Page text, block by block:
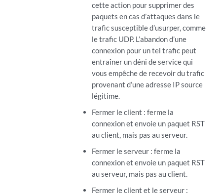
cette action pour supprimer des
paquets en cas d’attaques dans le
trafic susceptible d’usurper, comme
le trafic UDP. L’abandon d’une
connexion pour un tel trafic peut
entraîner un déni de service qui
vous empêche de recevoir du trafic
provenant d’une adresse IP source
légitime.
Fermer le client : ferme la
connexion et envoie un paquet RST
au client, mais pas au serveur.
Fermer le serveur : ferme la
connexion et envoie un paquet RST
au serveur, mais pas au client.
Fermer le client et le serveur :